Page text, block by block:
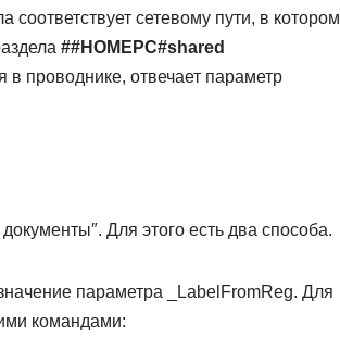
сетевому пути, в котором
##HOMEPС#shared
проводнике, отвечает параметр
Для этого есть два способа.
параметра _LabelFromReg. Для
командами: